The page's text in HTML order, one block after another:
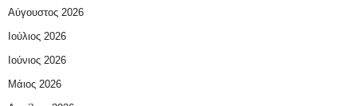
Αύγουστος 2026
Ιούλιος 2026
Ιούνιος 2026
Μάιος 2026